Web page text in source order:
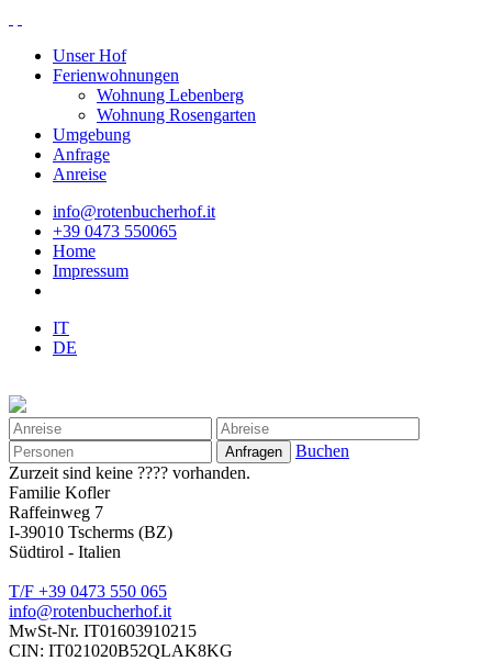
Unser Hof
Ferienwohnungen
Wohnung Lebenberg
Wohnung Rosengarten
Umgebung
Anfrage
Anreise
info@rotenbucherhof.it
+39 0473 550065
Home
Impressum
IT
DE
Buchen
Zurzeit sind keine ???? vorhanden.
Familie Kofler
Raffeinweg 7
I-39010 Tscherms (BZ)
Südtirol - Italien
T/F +39 0473 550 065
info@rotenbucherhof.it
MwSt-Nr. IT01603910215
CIN: IT021020B52QLAK8KG